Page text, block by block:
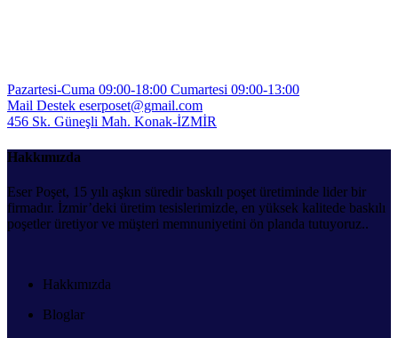
Pazartesi-Cuma 09:00-18:00 Cumartesi 09:00-13:00
Mail Destek eserposet@gmail.com
456 Sk. Güneşli Mah. Konak-İZMİR
Hakkımızda
Eser Poşet, 15 yılı aşkın süredir baskılı poşet üretiminde lider bir
firmadır. İzmir’deki üretim tesislerimizde, en yüksek kalitede baskılı
poşetler üretiyor ve müşteri memnuniyetini ön planda tutuyoruz..
Hakkımızda
Bloglar